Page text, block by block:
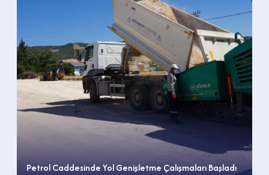
Petrol Caddesinde Yol Genişletme Çalışmaları Başladı